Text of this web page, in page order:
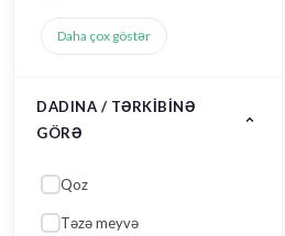
Daha çox göstər
DADINA / TƏRKIBINƏ
GÖRƏ
Qoz
Təzə meyvə